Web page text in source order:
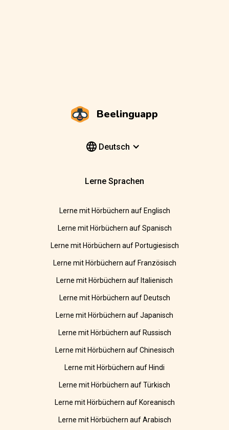
Beelinguapp
Deutsch
Lerne Sprachen
Lerne mit Hörbüchern auf Englisch
Lerne mit Hörbüchern auf Spanisch
Lerne mit Hörbüchern auf Portugiesisch
Lerne mit Hörbüchern auf Französisch
Lerne mit Hörbüchern auf Italienisch
Lerne mit Hörbüchern auf Deutsch
Lerne mit Hörbüchern auf Japanisch
Lerne mit Hörbüchern auf Russisch
Lerne mit Hörbüchern auf Chinesisch
Lerne mit Hörbüchern auf Hindi
Lerne mit Hörbüchern auf Türkisch
Lerne mit Hörbüchern auf Koreanisch
Lerne mit Hörbüchern auf Arabisch